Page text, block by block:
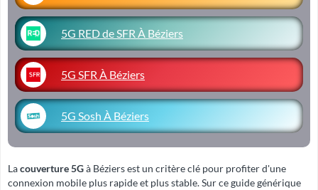
5G RED de SFR À Béziers
5G SFR À Béziers
5G Sosh À Béziers
Lacouverture 5Gà Béziers est un critère clé pour profiter d'une
connexion mobile plus rapide et plus stable. Sur ce guide générique